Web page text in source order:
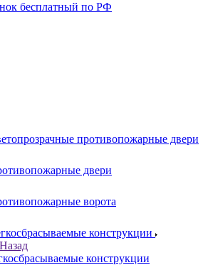
бесплатный по РФ
противопожарные двери
двери
ворота
конструкции
Назад
конструкции